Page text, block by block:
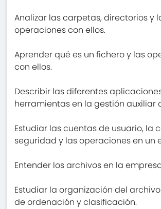
Analizar las carpetas, directorios y
operaciones con ellos.
Aprender qué es un fichero y las
con ellos.
Describir las diferentes
herramientas en la gestión auxiliar
Estudiar las cuentas de usuario, la
seguridad y las operaciones en un
Entender los archivos en la
Estudiar la organización del
de ordenación y clasificación.